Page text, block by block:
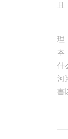
且
理
本
什
河
書